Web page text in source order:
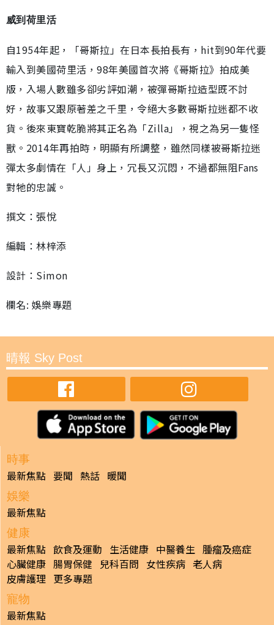
威到荷里活
自1954年起，「哥斯拉」在日本長拍長有，hit到90年代要
輸入到美國荷里活，98年美國首次將《哥斯拉》拍成美
版，入場人數雖多卻劣評如潮，被彈哥斯拉造型既不討
好，故事又跟原著差之千里，令絕大多數哥斯拉迷都不收
貨。後來東寶乾脆將其正名為「Zilla」，視之為另一隻怪
獸。2014年再拍時，明顯有所調整，雖然同樣被哥斯拉迷
彈太多劇情在「人」身上，冗長又沉悶，不過都無阻Fans
對牠的忠誠。
撰文：張悅
編輯：林梓添
設計：Simon
欄名: 娛樂專題
晴報 Sky Post
時事
最新焦點 要聞 熱話 暖聞
娛樂
最新焦點
健康
最新焦點 飲食及運動 生活健康 中醫養生 腫瘤及癌症
心臟健康 腸胃保健 兒科百問 女性疾病 老人病
皮膚護理 更多專題
寵物
最新焦點